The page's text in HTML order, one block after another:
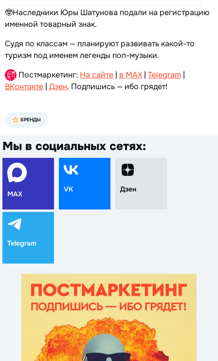
🤓Наследники Юры Шатунова подали на регистрацию
именной товарный знак.
Судя по классам — планируют развивать какой-то
туризм под именем легенды поп-музыки.
Постмаркетинг: На сайте | в MAX | Telegram |
ВКонтакте | Дзен. Подпишись — ибо грядет!
БРЕНДЫ
Мы в социальных сетях:
MAX
VK Дзен
Telegram